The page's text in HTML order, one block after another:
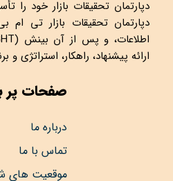
دپارتمان تحقیقات بازار خود را
دپارتمان تحقیقات بازار تی
ارائه پیشنهاد، راهکار، استراتژی و
صفحات پر
درباره ما
تماس با ما
موقعیت های